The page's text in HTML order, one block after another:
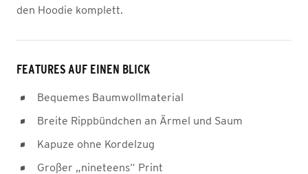
den Hoodie komplett.
FEATURES AUF EINEN BLICK
Bequemes Baumwollmaterial
Breite Rippbündchen an Ärmel und Saum
Kapuze ohne Kordelzug
Großer „nineteens“ Print